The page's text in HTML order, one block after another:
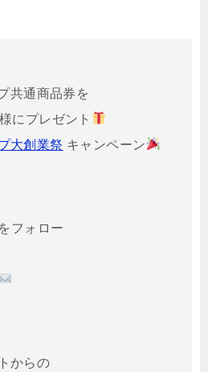
共通商品券を
にプレゼント
大創業祭 キャンペーン
をフォロー
からの